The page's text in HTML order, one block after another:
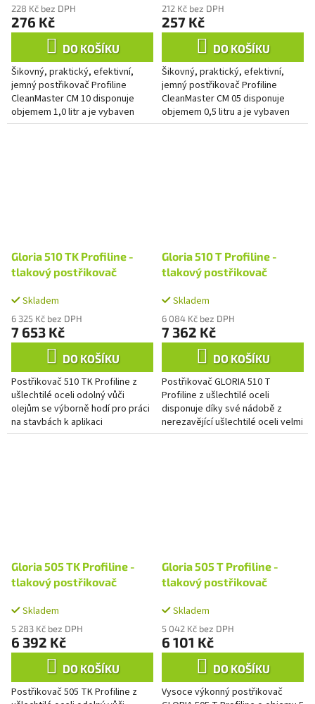
228 Kč bez DPH
276 Kč
DO KOŠÍKU
Šikovný, praktický, efektivní,
jemný postřikovač Profiline
CleanMaster CM 10 disponuje
objemem 1,0 litr a je vybaven
dvojčinnou přesnou pumpou. Ta
212 Kč bez DPH
257 Kč
DO KOŠÍKU
Šikovný, praktický, efektivní,
jemný postřikovač Profiline
CleanMaster CM 05 disponuje
objemem 0,5 litru a je vybaven
dvojčinnou přesnou pumpou. Ta
Gloria 510 TK Profiline -
tlakový postřikovač
Skladem
6 325 Kč bez DPH
7 653 Kč
DO KOŠÍKU
Postřikovač 510 TK Profiline z
ušlechtilé oceli odolný vůči
olejům se výborně hodí pro práci
na stavbách k aplikaci
odbedňovacího oleje, pro
Gloria 510 T Profiline -
tlakový postřikovač
Skladem
6 084 Kč bez DPH
7 362 Kč
DO KOŠÍKU
Postřikovač GLORIA 510 T
Profiline z ušlechtilé oceli
disponuje díky své nádobě z
nerezavějící ušlechtilé oceli velmi
vysokou odolností a
Gloria 505 TK Profiline -
tlakový postřikovač
Skladem
5 283 Kč bez DPH
6 392 Kč
DO KOŠÍKU
Postřikovač 505 TK Profiline z
Gloria 505 T Profiline -
tlakový postřikovač
Skladem
5 042 Kč bez DPH
6 101 Kč
DO KOŠÍKU
Vysoce výkonný postřikovač